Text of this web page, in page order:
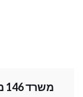
משרד 146 מר להשכרה בבית בנין בתל אביב